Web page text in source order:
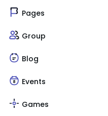
Pages
Group
Blog
Events
Games